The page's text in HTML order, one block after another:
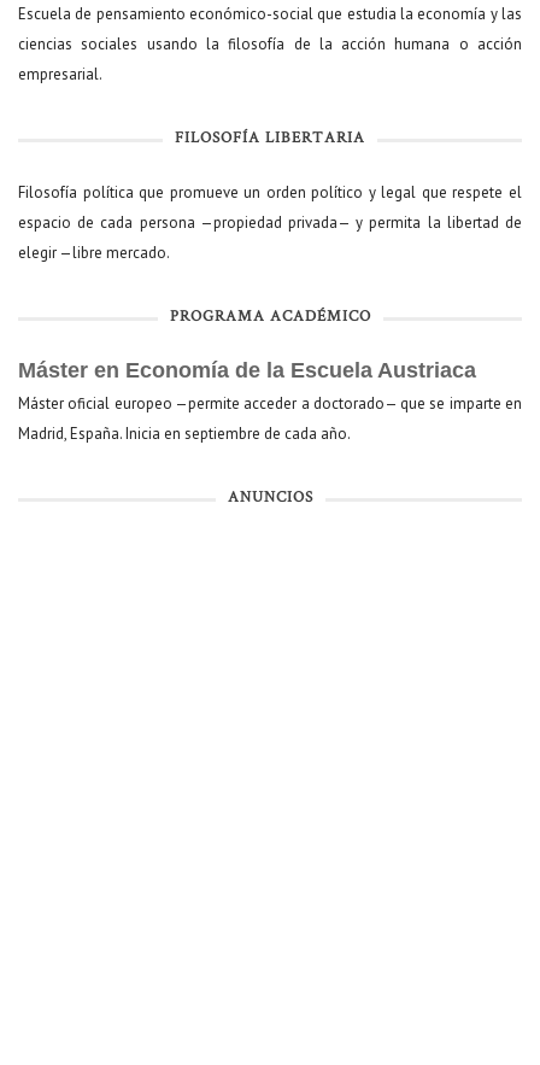
Escuela de pensamiento económico-social que estudia la economía y las
ciencias sociales usando la filosofía de la acción humana o acción
empresarial.
FILOSOFÍA LIBERTARIA
Filosofía política que promueve un orden político y legal que respete el
espacio de cada persona —propiedad privada— y permita la libertad de
elegir —libre mercado.
PROGRAMA ACADÉMICO
Máster en Economía de la Escuela Austriaca
Máster oficial europeo —permite acceder a doctorado— que se imparte en
Madrid, España. Inicia en septiembre de cada año.
ANUNCIOS